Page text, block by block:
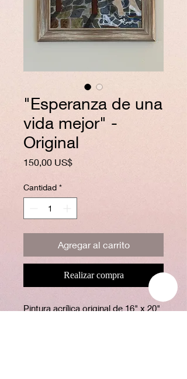
"Esperanza de una
vida mejor" -
Original
150,00 US$Precio
Cantidad *
Agregar al carrito
Realizar compra
Pintura acrílica original de 16" x 20"